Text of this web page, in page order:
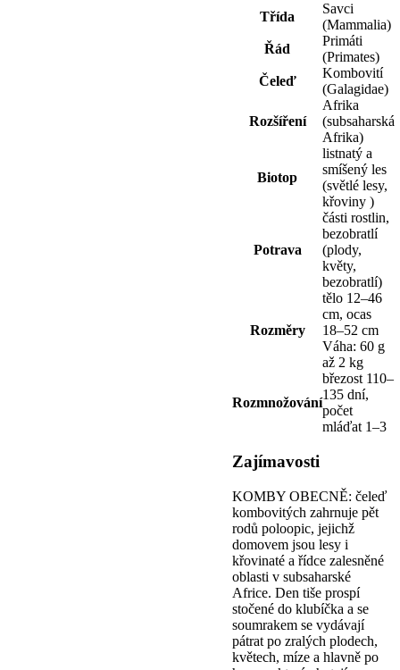
Třída
Savci
(Mammalia)
Řád
Primáti
(Primates)
Čeleď
Kombovití
(Galagidae)
Rozšíření
Afrika
(subsaharská
Afrika)
Biotop
listnatý a
smíšený les
(světlé lesy,
křoviny )
Potrava
části rostlin,
bezobratlí
(plody,
květy,
bezobratlí)
Rozměry
tělo 12–46
cm, ocas
18–52 cm
Váha: 60 g
až 2 kg
Rozmnožování
březost 110–
135 dní,
počet
mláďat 1–3
Zajímavosti
KOMBY OBECNĚ: čeleď
kombovitých zahrnuje pět
rodů poloopic, jejichž
domovem jsou lesy i
křovinaté a řídce zalesněné
oblasti v subsaharské
Africe. Den tiše prospí
stočené do klubíčka a se
soumrakem se vydávají
pátrat po zralých plodech,
květech, míze a hlavně po